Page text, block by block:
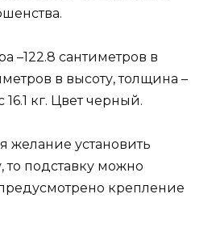
–122.8 сантиметров в
в высоту, толщина –
16.1 кг. Цвет черный.
желание установить
то подставку можно
крепление